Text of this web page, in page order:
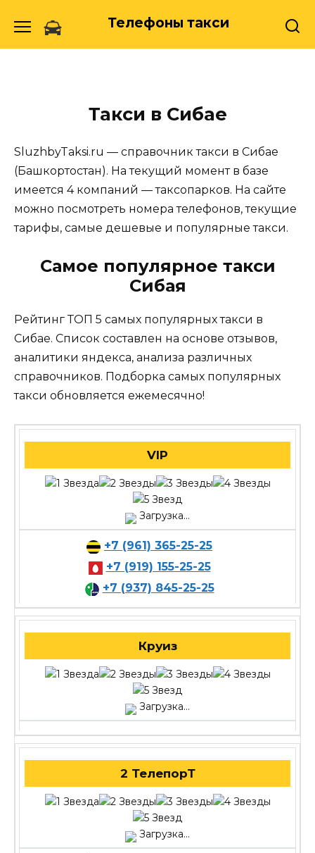
Телефоны такси
Такси в Сибае
SluzhbyTaksi.ru — справочник такси в Сибае
(Башкортостан). На текущий момент в базе
имеется 4 компаний — таксопарков. На сайте
можно посмотреть номера телефонов, текущие
тарифы, самые дешевые и популярные такси.
Самое популярное такси
Сибая
Рейтинг ТОП 5 самых популярных такси в
Сибае. Список составлен на основе отзывов,
аналитики яндекса, анализа различных
справочников. Подборка самых популярных
такси обновляется ежемесячно!
VIP
Загрузка...
+7 (961) 365-25-25
+7 (919) 155-25-25
+7 (937) 845-25-25
Круиз
Загрузка...
2 ТелепорТ
Загрузка...